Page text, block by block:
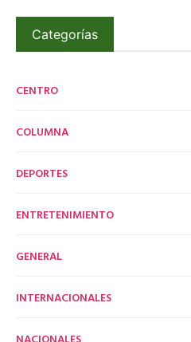
Categorías
CENTRO
COLUMNA
DEPORTES
ENTRETENIMIENTO
GENERAL
INTERNACIONALES